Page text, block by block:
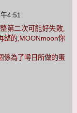
4:51
第二次可能好失敗,
整的,MOONmoon你
係為了噚日所做的蛋